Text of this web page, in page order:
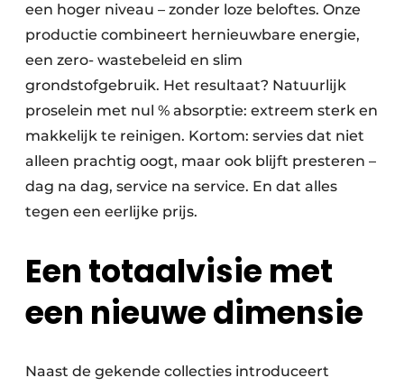
een hoger niveau – zonder loze beloftes. Onze
productie combineert hernieuwbare energie,
een zero- wastebeleid en slim
grondstofgebruik. Het resultaat? Natuurlijk
proselein met nul % absorptie: extreem sterk en
makkelijk te reinigen. Kortom: servies dat niet
alleen prachtig oogt, maar ook blijft presteren –
dag na dag, service na service. En dat alles
tegen een eerlijke prijs.
Een totaalvisie met
een nieuwe dimensie
Naast de gekende collecties introduceert